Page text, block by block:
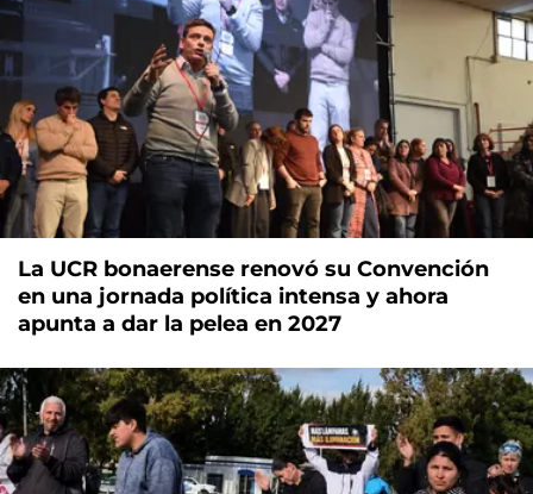
La UCR bonaerense renovó su Convención
en una jornada política intensa y ahora
apunta a dar la pelea en 2027